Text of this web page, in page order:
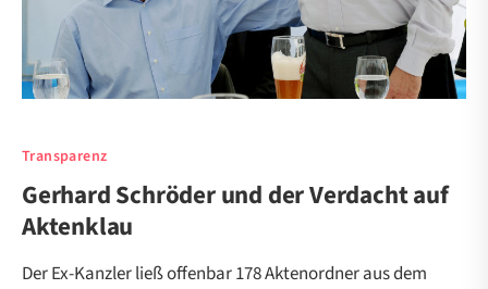
Transparenz
Gerhard Schröder und der Verdacht auf
Aktenklau
Der Ex-Kanzler ließ offenbar 178 Aktenordner aus dem